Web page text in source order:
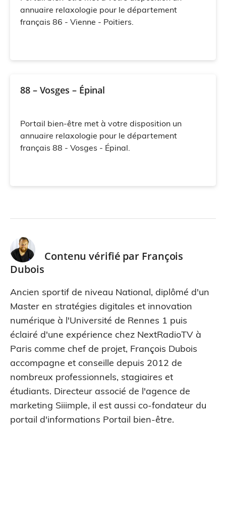
annuaire relaxologie pour le département
français 86 - Vienne - Poitiers.
88 – Vosges – Épinal
Portail bien-être met à votre disposition un
annuaire relaxologie pour le département
français 88 - Vosges - Épinal.
Contenu vérifié par François
Dubois
Ancien sportif de niveau National, diplômé d'un
Master en stratégies digitales et innovation
numérique à l'Université de Rennes 1 puis
éclairé d'une expérience chez NextRadioTV à
Paris comme chef de projet, François Dubois
accompagne et conseille depuis 2012 de
nombreux professionnels, stagiaires et
étudiants. Directeur associé de l'agence de
marketing Siiimple, il est aussi co-fondateur du
portail d'informations Portail bien-être.